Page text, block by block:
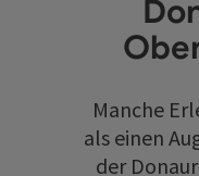
Manche
als einen
der